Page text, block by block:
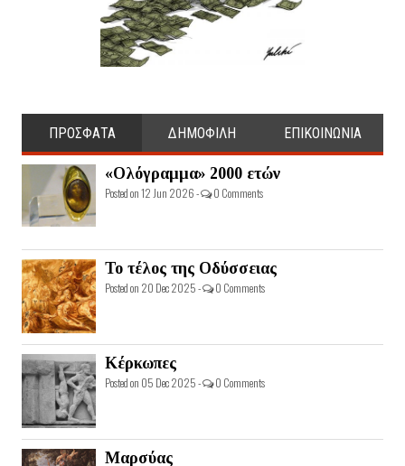
ΠΡΟΣΦΑΤΑ ΔΗΜΟΦΙΛΗ ΕΠΙΚΟΙΝΩΝΙΑ
«Ολόγραμμα» 2000 ετών
Posted on 12 Jun 2026 - 0 Comments
Το τέλος της Οδύσσειας
Posted on 20 Dec 2025 - 0 Comments
Κέρκωπες
Posted on 05 Dec 2025 - 0 Comments
Μαρσύας